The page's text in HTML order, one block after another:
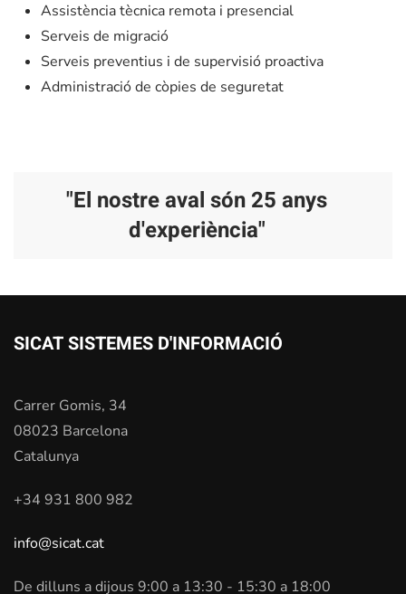
Assistència tècnica remota i presencial
Serveis de migració
Serveis preventius i de supervisió proactiva
Administració de còpies de seguretat
"El nostre aval són 25 anys
d'experiència"
SICAT SISTEMES D'INFORMACIÓ
Carrer Gomis, 34
08023 Barcelona
Catalunya
+34 931 800 982
info@sicat.cat
De dilluns a dijous 9:00 a 13:30 - 15:30 a 18:00